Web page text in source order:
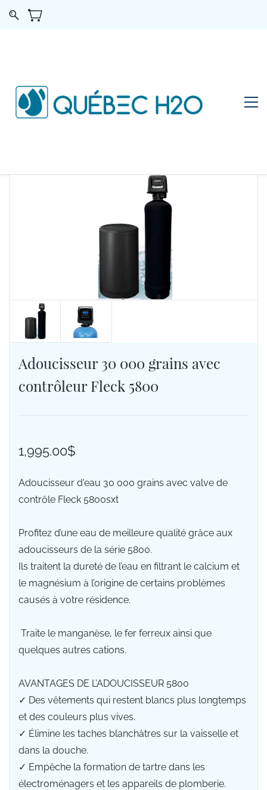
Adoucisseur 30 000 grains avec
contrôleur Fleck 5800
1,995.00$
Adoucisseur d'eau 30 000 grains avec valve de
contrôle Fleck 5800sxt
Profitez d’une eau de meilleure qualité grâce aux
adoucisseurs de la série 5800.
Ils traitent la dureté de l’eau en filtrant le calcium et
le magnésium à l’origine de certains problèmes
causés à votre résidence.
Traite le manganèse, le fer ferreux ainsi que
quelques autres cations.
AVANTAGES DE L’ADOUCISSEUR 5800
✓ Des vêtements qui restent blancs plus longtemps
et des couleurs plus vives.
✓ Élimine les taches blanchâtres sur la vaisselle et
dans la douche.
✓ Empêche la formation de tartre dans les
électroménagers et les appareils de plomberie.